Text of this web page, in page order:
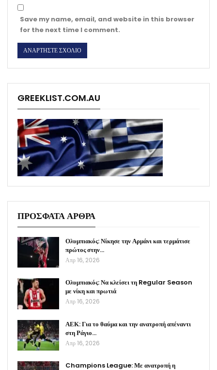
Save my name, email, and website in this browser
for the next time I comment.
GREEKLIST.COM.AU
ΠΡΟΣΦΑΤΑ ΑΡΘΡΑ
Ολυμπιακός: Νίκησε την Αρμάνι και τερμάτισε
πρώτος στην…
Απρ 16, 2026
Ολυμπιακός: Να κλείσει τη Regular Season
με νίκη και πρωτιά
Απρ 16, 2026
ΑΕΚ: Για το θαύμα και την ανατροπή απέναντι
στη Ράγιο…
Απρ 16, 2026
Champions League: Με ανατροπή η